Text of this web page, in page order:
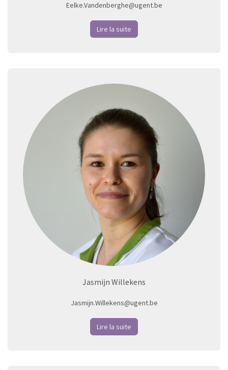
Eelke.Vandenberghe@ugent.be
Lire la suite
Jasmijn Willekens
Jasmijn.Willekens@ugent.be
Lire la suite